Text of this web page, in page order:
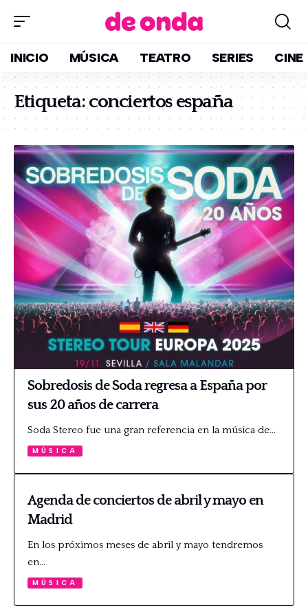
INICIO MÚSICA TEATRO SERIES CINE
Etiqueta:conciertos españa
Sobredosis de Soda regresa a España por
sus 20 años de carrera
Soda Stereo fue una gran referencia en la música de…
MÚSICA
Agenda de conciertos de abril y mayo en
Madrid
En los próximos meses de abril y mayo tendremos
en…
MÚSICA